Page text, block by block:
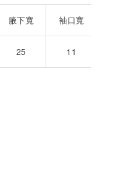
腋下寬 袖口寬
25 11